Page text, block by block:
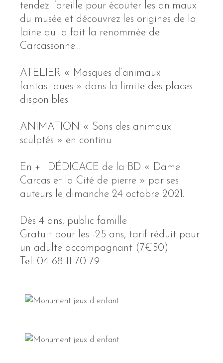
tendez l’oreille pour écouter les animaux
du musée et découvrez les origines de la
laine qui a fait la renommée de
Carcassonne…
ATELIER « Masques d’animaux
fantastiques » dans la limite des places
disponibles.
ANIMATION « Sons des animaux
sculptés » en continu
En + : DÉDICACE de la BD « Dame
Carcas et la Cité de pierre » par ses
auteurs le dimanche 24 octobre 2021.
Dès 4 ans, public famille
Gratuit pour les -25 ans, tarif réduit pour
un adulte accompagnant (7€50)
Tel: 04 68 11 70 79